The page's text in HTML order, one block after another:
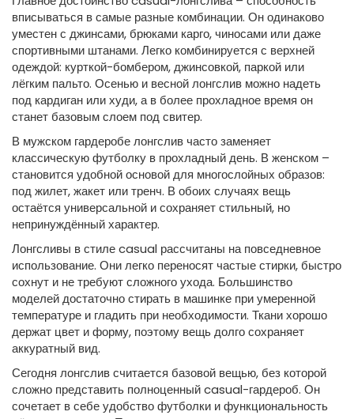
вписываться в самые разные комбинации. Он одинаково
уместен с джинсами, брюками карго, чиносами или даже
спортивными штанами. Легко комбинируется с верхней
одеждой: курткой-бомбером, джинсовкой, паркой или
лёгким пальто. Осенью и весной лонгслив можно надеть
под кардиган или худи, а в более прохладное время он
станет базовым слоем под свитер.
В мужском гардеробе лонгслив часто заменяет
классическую футболку в прохладный день. В женском –
становится удобной основой для многослойных образов:
под жилет, жакет или тренч. В обоих случаях вещь
остаётся универсальной и сохраняет стильный, но
непринуждённый характер.
Лонгсливы в стиле casual рассчитаны на повседневное
использование. Они легко переносят частые стирки, быстро
сохнут и не требуют сложного ухода. Большинство
моделей достаточно стирать в машинке при умеренной
температуре и гладить при необходимости. Ткани хорошо
держат цвет и форму, поэтому вещь долго сохраняет
аккуратный вид.
Сегодня лонгслив считается базовой вещью, без которой
сложно представить полноценный casual-гардероб. Он
сочетает в себе удобство футболки и функциональность